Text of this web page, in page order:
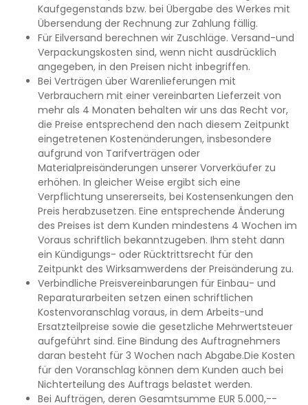
Kaufgegenstands bzw. bei Übergabe des Werkes mit
Übersendung der Rechnung zur Zahlung fällig.
Für Eilversand berechnen wir Zuschläge. Versand-und
Verpackungskosten sind, wenn nicht ausdrücklich
angegeben, in den Preisen nicht inbegriffen.
Bei Verträgen über Warenlieferungen mit
Verbrauchern mit einer vereinbarten Lieferzeit von
mehr als 4 Monaten behalten wir uns das Recht vor,
die Preise entsprechend den nach diesem Zeitpunkt
eingetretenen Kostenänderungen, insbesondere
aufgrund von Tarifverträgen oder
Materialpreisänderungen unserer Vorverkäufer zu
erhöhen. In gleicher Weise ergibt sich eine
Verpflichtung unsererseits, bei Kostensenkungen den
Preis herabzusetzen. Eine entsprechende Änderung
des Preises ist dem Kunden mindestens 4 Wochen im
Voraus schriftlich bekanntzugeben. Ihm steht dann
ein Kündigungs- oder Rücktrittsrecht für den
Zeitpunkt des Wirksamwerdens der Preisänderung zu.
Verbindliche Preisvereinbarungen für Einbau- und
Reparaturarbeiten setzen einen schriftlichen
Kostenvoranschlag voraus, in dem Arbeits-und
Ersatzteilpreise sowie die gesetzliche Mehrwertsteuer
aufgeführt sind. Eine Bindung des Auftragnehmers
daran besteht für 3 Wochen nach Abgabe.Die Kosten
für den Voranschlag können dem Kunden auch bei
Nichterteilung des Auftrags belastet werden.
Bei Aufträgen, deren Gesamtsumme EUR 5.000,--